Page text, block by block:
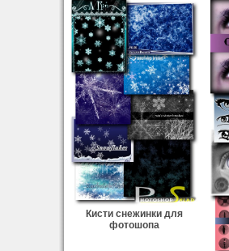
Кисти снежинки для
фотошопа